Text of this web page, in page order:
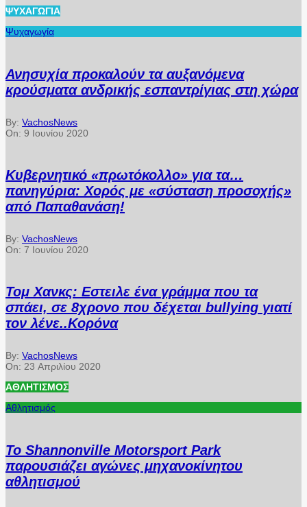
ΨΥΧΑΓΩΓΊΑ
Ψυχαγωγία
Ανησυχία προκαλούν τα αυξανόμενα
κρούσματα ανδρικής εσπαντρίγιας στη χώρα
By: VachosNews
On: 9 Ιουνίου 2020
Κυβερνητικό «πρωτόκολλο» για τα…
πανηγύρια: Χορός με «σύσταση προσοχής»
από Παπαθανάση!
By: VachosNews
On: 7 Ιουνίου 2020
Τομ Χανκς: Εστειλε ένα γράμμα που τα
σπάει, σε 8χρονο που δέχεται bullying γιατί
τον λένε..Κορόνα
By: VachosNews
On: 23 Απριλίου 2020
ΑΘΛΗΤΙΣΜΌΣ
Αθλητισμός
Το Shannonville Motorsport Park
παρουσιάζει αγώνες μηχανοκίνητου
αθλητισμού